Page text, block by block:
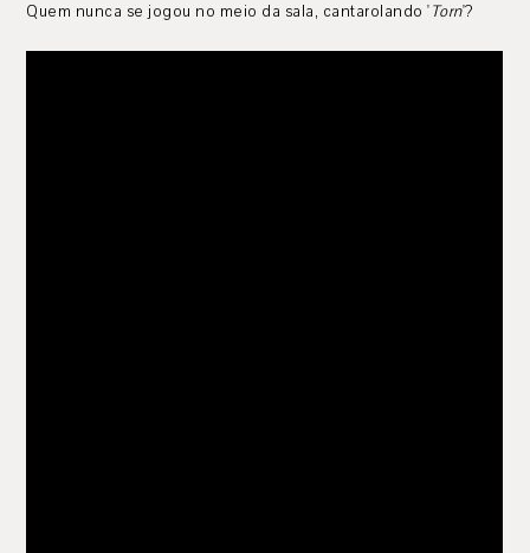
Quem nunca se jogou no meio da sala, cantarolando 'Torn'?